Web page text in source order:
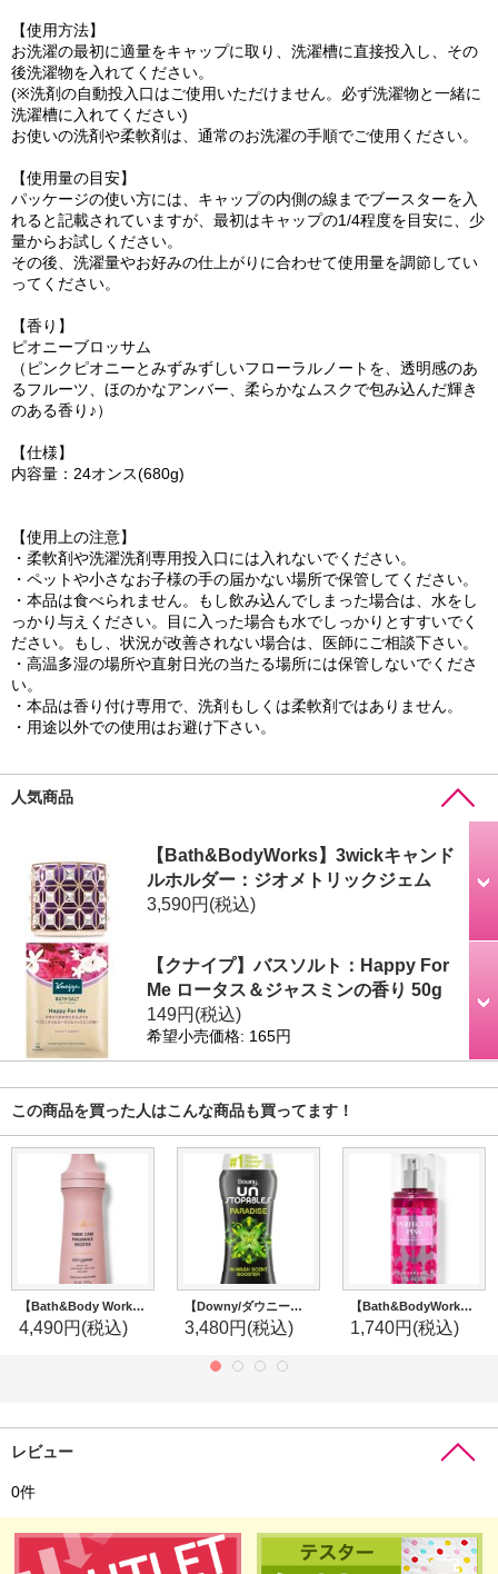
【使用方法】
お洗濯の最初に適量をキャップに取り、洗濯槽に直接投入し、その
後洗濯物を入れてください。
(※洗剤の自動投入口はご使用いただけません。必ず洗濯物と一緒に
洗濯槽に入れてください)
お使いの洗剤や柔軟剤は、通常のお洗濯の手順でご使用ください。
【使用量の目安】
パッケージの使い方には、キャップの内側の線までブースターを入
れると記載されていますが、最初はキャップの1/4程度を目安に、少
量からお試しください。
その後、洗濯量やお好みの仕上がりに合わせて使用量を調節してい
ってください。
【香り】
ピオニーブロッサム
（ピンクピオニーとみずみずしいフローラルノートを、透明感のあ
るフルーツ、ほのかなアンバー、柔らかなムスクで包み込んだ輝き
のある香り♪）
【仕様】
内容量：24オンス(680g)
【使用上の注意】
・柔軟剤や洗濯洗剤専用投入口には入れないでください。
・ペットや小さなお子様の手の届かない場所で保管してください。
・本品は食べられません。もし飲み込んでしまった場合は、水をし
っかり与えください。目に入った場合も水でしっかりとすすいでく
ださい。もし、状況が改善されない場合は、医師にご相談下さい。
・高温多湿の場所や直射日光の当たる場所には保管しないでくださ
い。
・本品は香り付け専用で、洗剤もしくは柔軟剤ではありません。
・用途以外での使用はお避け下さい。
人気商品
【Bath&BodyWorks】3wickキャンド
ルホルダー：ジオメトリックジェム
3,590円 (税込)
【クナイプ】バスソルト：Happy For
Me ロータス＆ジャスミンの香り 50g
149円 (税込)
希望小売価格: 165円
この商品を買った人はこんな商品も買ってます！
【Bath&Body Works】フレグランスブースター(18oz/510g)：コージーカシミア
4,490円(税込)
【Downy/ダウニー】セントブースター(加香剤)12.2oz：Unstopables Paradise (パラダイス)
3,480円(税込)
【Bath&BodyWorks】トラベルサイズファインフレグランスミスト：パーフェクトインピンク
1,740円(税込)
レビュー
0件